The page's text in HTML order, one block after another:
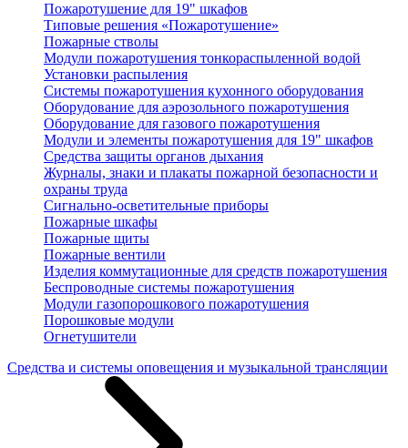
Пожаротушение для 19" шкафов
Типовые решения «Пожаротушение»
Пожарные стволы
Модули пожаротушения тонкораспыленной водой
Установки распыления
Системы пожаротушения кухонного оборудования
Оборудование для аэрозольного пожаротушения
Оборудование для газового пожаротушения
Модули и элементы пожаротушения для 19" шкафов
Средства защиты органов дыхания
Журналы, знаки и плакаты пожарной безопасности и
охраны труда
Сигнально-осветительные приборы
Пожарные шкафы
Пожарные щиты
Пожарные вентили
Изделия коммутационные для средств пожаротушения
Беспроводные системы пожаротушения
Модули газопорошкового пожаротушения
Порошковые модули
Огнетушители
Средства и системы оповещения и музыкальной трансляции